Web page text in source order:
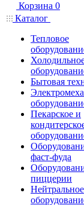
Корзина 0
Каталог
Тепловое
Бытовая
Пекарское и
фаст-фуда
пиццерии
Нейтральное